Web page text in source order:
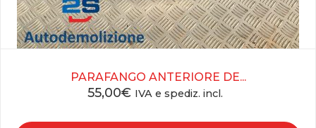
PARAFANGO ANTERIORE DE...
55,00€ IVA e spediz. incl.